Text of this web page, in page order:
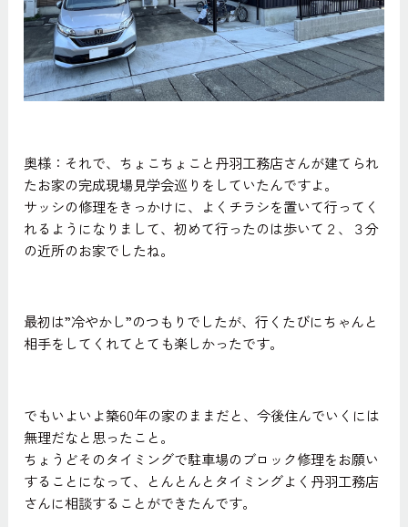
奥様：それで、ちょこちょこと丹羽工務店さんが建てられ
たお家の完成現場見学会巡りをしていたんですよ。
サッシの修理をきっかけに、よくチラシを置いて行ってく
れるようになりまして、初めて行ったのは歩いて２、３分
の近所のお家でしたね。
最初は”冷やかし”のつもりでしたが、行くたびにちゃんと
相手をしてくれてとても楽しかったです。
でもいよいよ築60年の家のままだと、今後住んでいくには
無理だなと思ったこと。
ちょうどそのタイミングで駐車場のブロック修理をお願い
することになって、とんとんとタイミングよく丹羽工務店
さんに相談することができたんです。